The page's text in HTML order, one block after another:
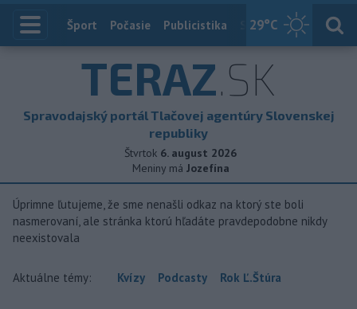
29°C
Index
Šport Počasie Publicistika Slovensko
TERAZ.SK
Spravodajský portál Tlačovej agentúry Slovenskej
republiky
Štvrtok 6. august 2026
Meniny má Jozefína
Úprimne ľutujeme, že sme nenašli odkaz na ktorý ste boli
nasmerovaní, ale stránka ktorú hľadáte pravdepodobne nikdy
neexistovala
Aktuálne témy: Kvízy Podcasty Rok Ľ.Štúra